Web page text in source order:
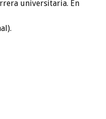
universitaria. En